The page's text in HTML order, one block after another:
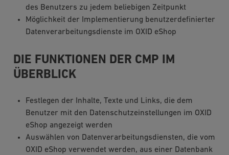
des Benutzers zu jedem beliebigen Zeitpunkt
Möglichkeit der Implementierung benutzerdefinierter
Datenverarbeitungsdienste im OXID eShop
DIE FUNKTIONEN DER CMP IM
ÜBERBLICK
Festlegen der Inhalte, Texte und Links, die dem
Benutzer mit den Datenschutzeinstellungen im OXID
eShop angezeigt werden
Auswählen von Datenverarbeitungsdiensten, die vom
OXID eShop verwendet werden, aus einer Datenbank